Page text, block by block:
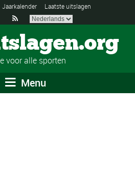
Jaarkalender Laatste uitslagen

voor alle sporten
Menu